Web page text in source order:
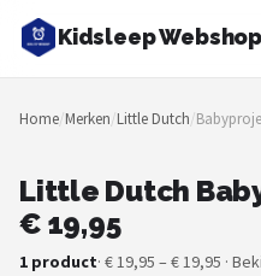
Kidsleep Webshop
Zoeken
NAVIGATIE
Merken
Home/Merken/Little Dutch/
Little Dutch
€ 19,95
1 product· € 19,95 – € 19,95 ·